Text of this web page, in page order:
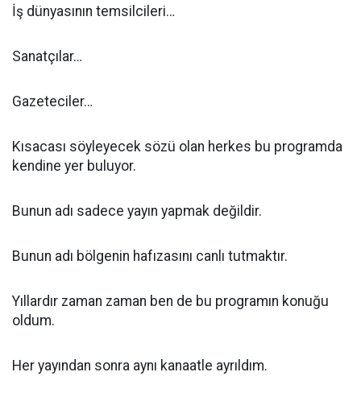
İş dünyasının temsilcileri…
Sanatçılar…
Gazeteciler…
Kısacası söyleyecek sözü olan herkes bu programda
kendine yer buluyor.
Bunun adı sadece yayın yapmak değildir.
Bunun adı bölgenin hafızasını canlı tutmaktır.
Yıllardır zaman zaman ben de bu programın konuğu
oldum.
Her yayından sonra aynı kanaatle ayrıldım.